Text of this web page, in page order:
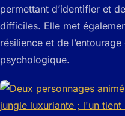
permettant d’identifier et
difficiles. Elle met
résilience et de
psychologique.